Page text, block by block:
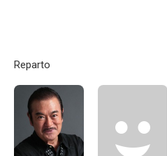
Reparto